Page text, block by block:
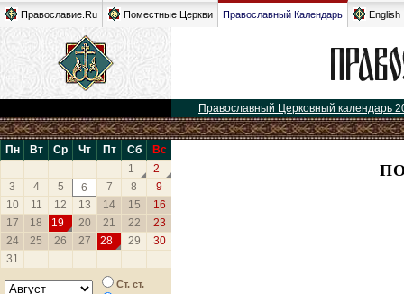
Православие.Ru Поместные Церкви Православный Календарь English
Православный Церковный календарь
Пн Вт Ср Чт Пт Сб
Вс
1
2
3
4 5 6 7 8
9
10
11 12 13 14 15
16
17
18 19 20 21 22
23
24
25 26 27 28 29
30
31
Ст. ст.